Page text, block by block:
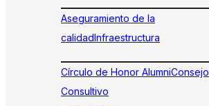
Aseguramiento de la
calidadInfraestructura
Círculo de Honor AlumniConsejo
Consultivo